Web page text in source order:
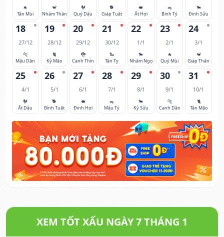
🐐
Tân Mùi
🐒
Nhâm Thân
🐓
Quý Dậu
🐕
Giáp Tuất
🐖
Ất Hợi
🐀
Bính Tý
🐂
Đinh Sửu
18
27/12
🐅
Mậu Dần
19
28/12
🐈
Kỷ Mão
20
29/12
🐉
Canh Thìn
21
30/12
🐍
Tân Tỵ
22
1/1
🐎
Nhâm Ngọ
23
2/1
🐐
Quý Mùi
24
3/1
🐒
Giáp Thân
25
4/1
🐓
Ất Dậu
26
5/1
🐕
Bính Tuất
27
6/1
🐖
Đinh Hợi
28
7/1
🐀
Mậu Tý
29
8/1
🐂
Kỷ Sửu
30
9/1
🐅
Canh Dần
31
10/1
🐈
Tân Mão
XEM TỐT XẤU NGÀY 7 THÁNG 1